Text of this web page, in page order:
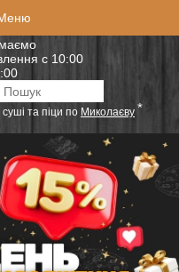
с 10:00
ПОИСК
та піци по Миколаєву *